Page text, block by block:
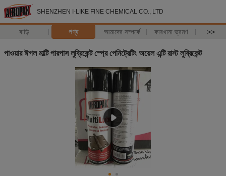
SHENZHEN I-LIKE FINE CHEMICAL CO., LTD
বাড়ি পণ্য আমাদের সম্পর্কে কারখানা ভ্রমণ >>
পাওয়ার ঈগল মাল্টি পারপাস লুব্রিকেন্ট স্প্রে পেনিট্রেটিং অয়েল এন্টি রাস্ট লুব্রিকেন্ট